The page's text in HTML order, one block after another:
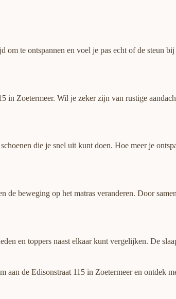
te ontspannen en voel je pas echt of de steun
in Zoetermeer. Wil je zeker zijn van rustige
die je snel uit kunt doen. Hoe meer je
de beweging op het matras veranderen. Door
en toppers naast elkaar kunt vergelijken. De
de Edisonstraat 115 in Zoetermeer en ontdek